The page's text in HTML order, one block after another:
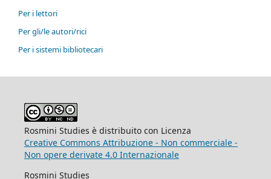
Per i lettori
Per gli/le autori/rici
Per i sistemi bibliotecari
Rosmini Studies è distribuito con Licenza
Creative Commons Attribuzione - Non commerciale -
Non opere derivate 4.0 Internazionale
Rosmini Studies